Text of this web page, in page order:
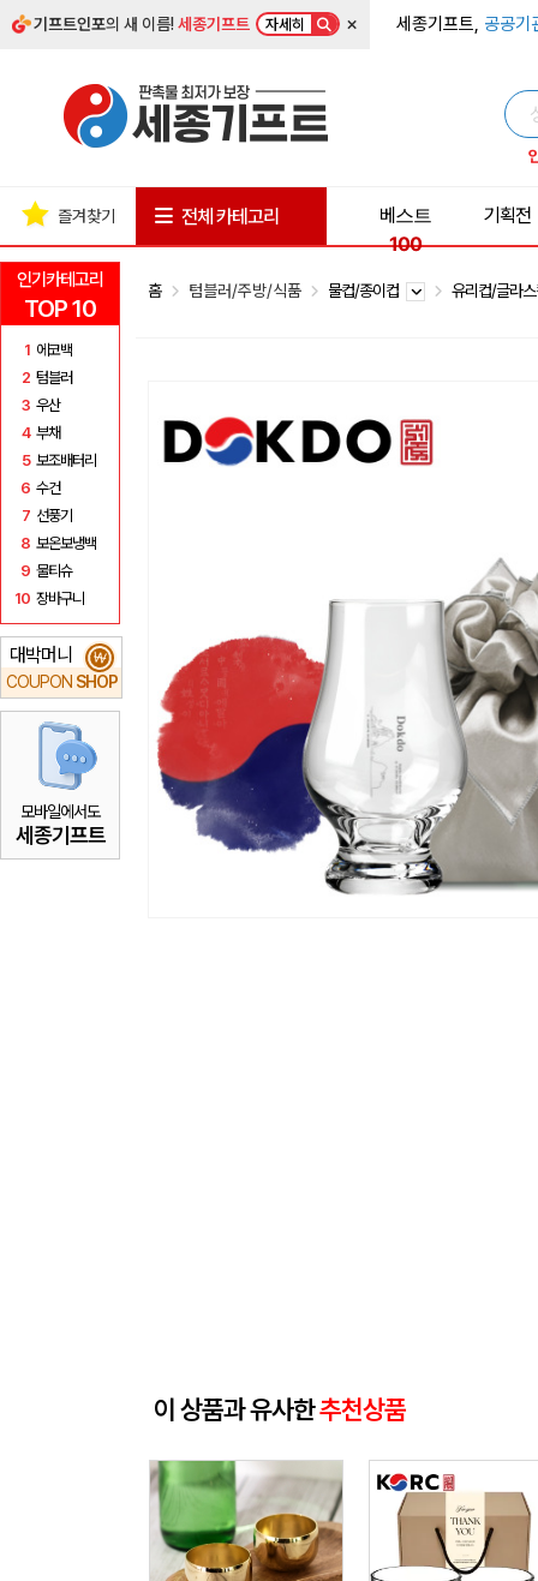
기프트인포의 새 이름!세종기프트 자세히 × 세종기프트, 공공기
인기카테고리
TOP 10
1 에코백
2 텀블러
3 우산
4 부채
5 보조배터리
6 수건
7 선풍기
8 보온보냉백
9 물티슈
10 장바구니
대박머니
COUPON SHOP
₩
모바일에서도
세종기프트
즐겨찾기 전체 카테고리
베스트
100
기획전
홈 텀블러/주방/식품 물컵/종이컵 유리컵/글라
이 상품과 유사한추천상품